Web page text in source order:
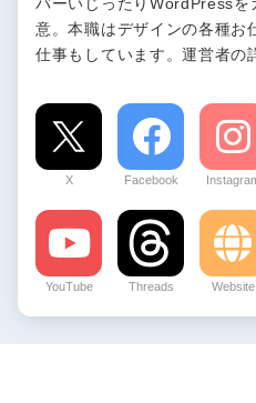
バーいじったりWordPressを
意。本職はデザインの各種お
仕事もしています。運営者の
X Facebook
YouTube Threads Website